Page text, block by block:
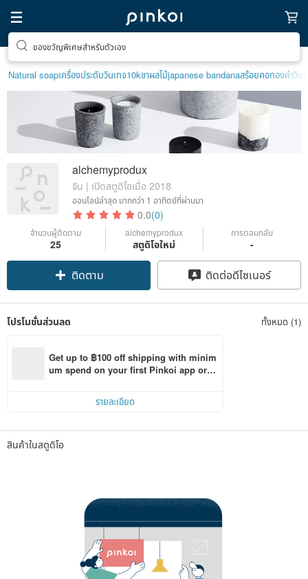
ของขวัญพิเศษสำหรับตัวเอง
Natural soapเครื่องประดับวินเทจ10kชาผลไม้japanese bandanaสร้อยคอทองคำวิน
alchemyprodux
จีน | เปิดสตูดิโอเมื่อ 2018
ออนไลน์ล่าสุด มากกว่า 1 อาทิตย์ที่ผ่านมา
0.0(0)
จำนวนผู้ติดตาม
25
alchemyprodux
สตูดิโอใหม่
การตอบกลับ
-
ติดตาม ติดต่อดีไซเนอร์
โปรโมชั่นส่วนลด ทั้งหมด (1)
Get up to ฿100 off shipping with minim
um spend on your first Pinkoi app orde
รายละเอียด
สินค้าในสตูดิโอ